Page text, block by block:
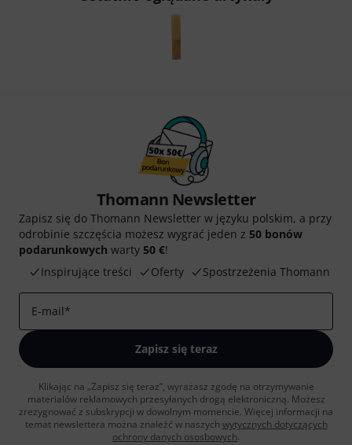
Thomann Newsletter
Zapisz się do Thomann Newsletter w języku polskim, a przy
odrobinie szczęścia możesz wygrać jeden z 50 bonów
podarunkowych warty 50 €!
Inspirujące treści
Oferty Spostrzeżenia Thomann
E-mail*
Zapisz się teraz
Klikając na „Zapisz się teraz”, wyrażasz zgodę na otrzymywanie
materialów reklamowych przesyłanych drogą elektroniczną. Możesz
zrezygnować z subskrypcji w dowolnym momencie. Więcej informacji na
temat newslettera można znaleźć w naszych wytycznych dotyczących
ochrony danych ososbowych.